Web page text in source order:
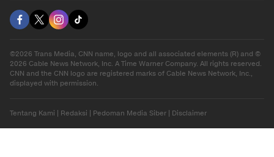
©2026 Trans Media, CNN name, logo and all associated elements (R) and ©
2026 Cable News Network, Inc. A Time Warner Company. All rights reserved.
CNN and the CNN logo are registered marks of Cable News Network, Inc.,
displayed with permission.
Tentang Kami | Redaksi | Pedoman Media Siber | Disclaimer